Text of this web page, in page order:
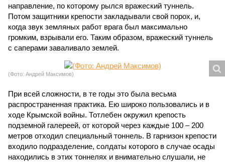
направление, по которому рылся вражеский туннель.
Потом защитники крепости закладывали свой порох, и,
когда звук земляных работ врага был максимально
громким, взрывали его. Таким образом, вражеский туннель
с саперами заваливало землей.
(Фото: Андрей Максимов)
При всей сложности, в те годы это была весьма
распространенная практика. Ею широко пользовались и в
ходе Крымской войны. Тотлебен окружил крепость
подземной галереей, от которой через каждые 100 – 200
метров отходил специальный тоннель. В гарнизон крепости
входило подразделение, солдаты которого в случае осады
находились в этих тоннелях и внимательно слушали, не